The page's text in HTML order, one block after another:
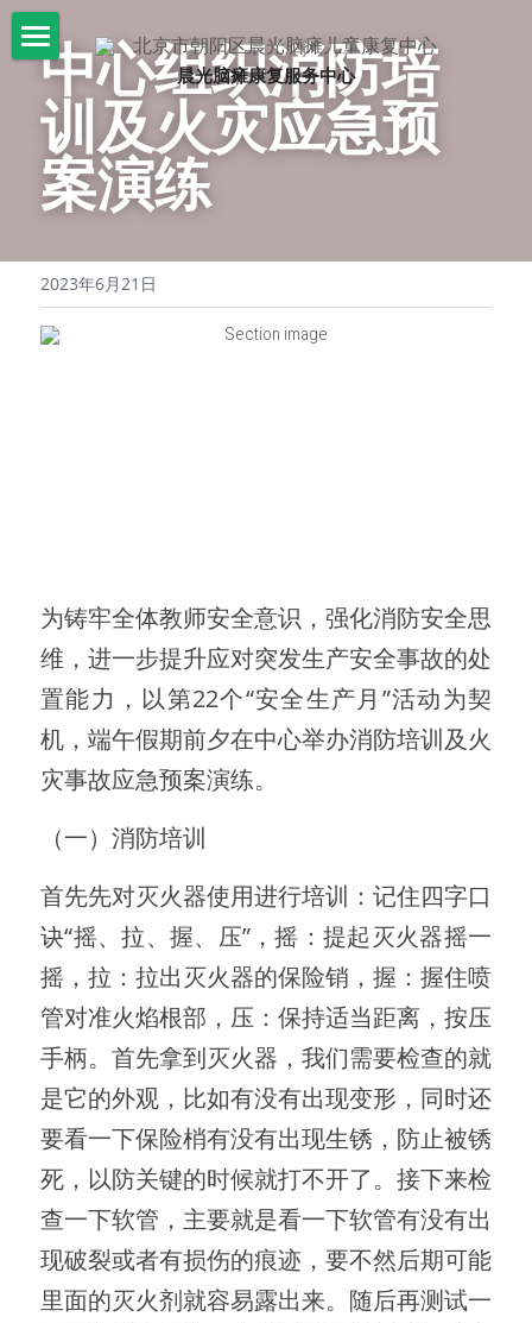
晨光脑瘫康复服务中心
首页
关于我们
机构简介
机构大事记
晨光康复
康复课程
脑瘫知识
爱心捐助
中心组织消防培
训及火灾应急预
案演练
2023年6月21日
为铸牢全体教师安全意识，强化消防安全思
维，进一步提升应对突发生产安全事故的处
置能力，以第22个“安全生产月”活动为契
机，端午假期前夕在中心举办消防培训及火
灾事故应急预案演练。
（一）消防培训
首先先对灭火器使用进行培训：记住四字口
诀“摇、拉、握、压”，摇：提起灭火器摇一
摇，拉：拉出灭火器的保险销，握：握住喷
管对准火焰根部，压：保持适当距离，按压
手柄。首先拿到灭火器，我们需要检查的就
是它的外观，比如有没有出现变形，同时还
要看一下保险梢有没有出现生锈，防止被锈
死，以防关键的时候就打不开了。接下来检
查一下软管，主要就是看一下软管有没有出
现破裂或者有损伤的痕迹，要不然后期可能
里面的灭火剂就容易露出来。随后再测试一